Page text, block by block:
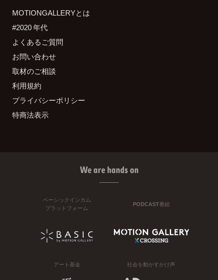
MOTIONGALLERYとは
#2020 年代
よくあるご質問
お問い合わせ
取材のご相談
利用規約
プライバシーポリシー
特商法表示
We are hands on
ベーシックインカム
プラットフォーム
PODCAST番組
アート基金 社会を動かすかけ声